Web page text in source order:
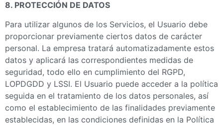
8. PROTECCIÓN DE DATOS
Para utilizar algunos de los Servicios, el Usuario debe
proporcionar previamente ciertos datos de carácter
personal. La empresa tratará automatizadamente estos
datos y aplicará las correspondientes medidas de
seguridad, todo ello en cumplimiento del RGPD,
LOPDGDD y LSSI. El Usuario puede acceder a la política
seguida en el tratamiento de los datos personales, así
como el establecimiento de las finalidades previamente
establecidas, en las condiciones definidas en la Política